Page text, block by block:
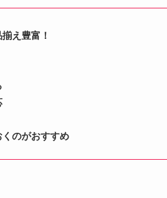
え豊富！
くのがおすすめ